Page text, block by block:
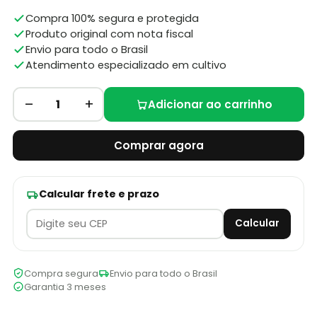
Compra 100% segura e protegida
Produto original com nota fiscal
Envio para todo o Brasil
Atendimento especializado em cultivo
– 1 + Adicionar ao carrinho
Comprar agora
Calcular frete e prazo
Calcular
Compra segura
Envio para todo o Brasil
Garantia 3 meses